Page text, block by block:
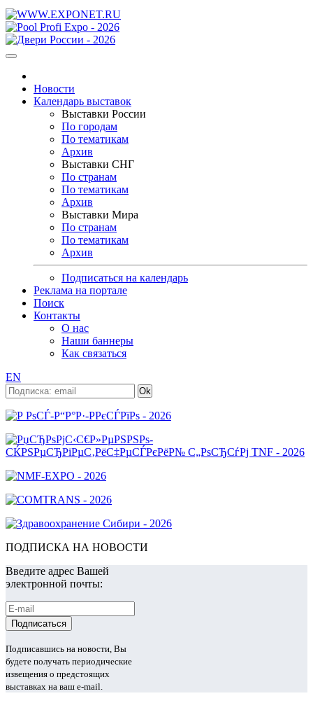
Новости
Календарь выставок
Выставки России
По городам
По тематикам
Архив
Выставки СНГ
По странам
По тематикам
Архив
Выставки Мира
По странам
По тематикам
Архив
Подписаться на календарь
Реклама на портале
Поиск
Контакты
О нас
Наши баннеры
Как связаться
EN
ПОДПИСКА НА НОВОСТИ
Введите адрес Вашей
электронной почты:
Подписавшись на новости, Вы
будете получать периодические
извещения о предстоящих
выставках на ваш e-mail.